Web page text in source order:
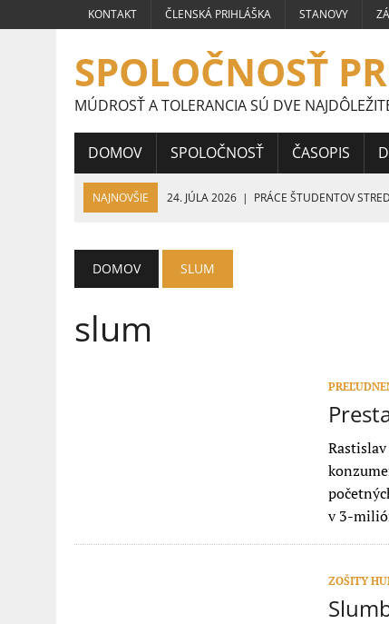
KONTAKT ČLENSKÁ PRIHLÁŠKA STANOVY
SPOLOČNOSŤ
MÚDROSŤ A TOLERANCIA SÚ DVE
DOMOV SPOLOČNOSŤ ČASOPIS
NAJNOVŠIE 24. JÚLA 2026 | PRÁCE ŠTUDENTOV
9. JÚLA 2026 | VÍŤAZNÉ PRÁCE ŠTUDENTOV STREDNÝCH
5. JÚLA 2026
DOMOV SLUM
slum
v 3-
ZOŠITY